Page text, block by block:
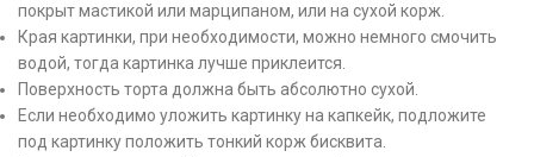
покрыт мастикой или марципаном, или на сухой корж.
Края картинки, при необходимости, можно немного смочить
водой, тогда картинка лучше приклеится.
Поверхность торта должна быть абсолютно сухой.
Если необходимо уложить картинку на капкейк, подложите
под картинку положить тонкий корж бисквита.